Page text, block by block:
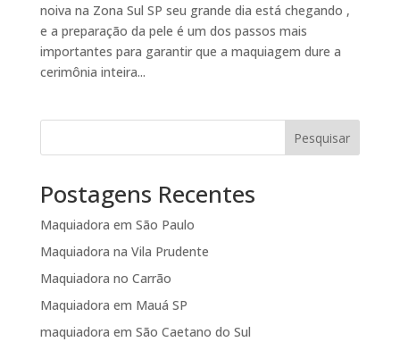
noiva na Zona Sul SP seu grande dia está chegando ,
e a preparação da pele é um dos passos mais
importantes para garantir que a maquiagem dure a
cerimônia inteira...
Pesquisar
Postagens Recentes
Maquiadora em São Paulo
Maquiadora na Vila Prudente
Maquiadora no Carrão
Maquiadora em Mauá SP
maquiadora em São Caetano do Sul